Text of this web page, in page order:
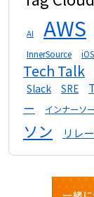
AI AWS
InnerSource iOS
Tech Talk
Slack SRE
ー
インナーソ
ソン
リレ